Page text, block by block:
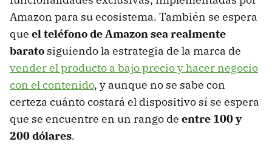
Amazon para su ecosistema. También se espera
que el teléfono de Amazon sea realmente
barato siguiendo la estrategia de la marca de
vender el producto a bajo precio y hacer negocio
con el contenido, y aunque no se sabe con
certeza cuánto costará el dispositivo sí se espera
que se encuentre en un rango de entre 100 y
200 dólares.